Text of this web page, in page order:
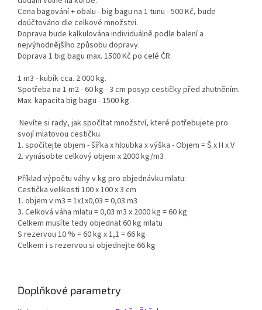
Cena bagování + obalu - big bagu na 1 tunu - 500 Kč, bude
doúčtováno dle celkové množství.
Doprava bude kalkulována individuálně podle balení a
nejvýhodnějšího způsobu dopravy.
Doprava 1 big bagu max. 1500 Kč po celé ČR.
1 m3 - kubík cca. 2.000 kg.
Spotřeba na 1 m2 - 60 kg - 3 cm posyp cestičky před zhutněním.
Max. kapacita big bagu - 1500 kg.
Nevíte si rady, jak spočítat množství, které potřebujete pro
svojí mlatovou cestičku.
1. spočítejte objem - šířka x hloubka x výška - Objem = Š x H x V
2. vynásobte celkový objem x 2000 kg/m3
Příklad výpočtu váhy v kg pro objednávku mlatu:
Cestička velikosti 100 x 100 x 3 cm
1. objem v m3 = 1x1x0,03 = 0,03 m3
3. Celková váha mlatu = 0,03 m3 x 2000 kg = 60 kg
Celkem musíte tedy objednat 60 kg mlatu
S rezervou 10 % = 60 kg x 1,1 = 66 kg
Celkem i s rezervou si objednejte 66 kg
Doplňkové parametry